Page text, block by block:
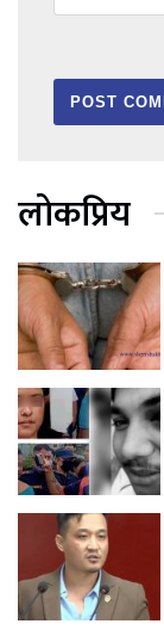
लोकप्रिय